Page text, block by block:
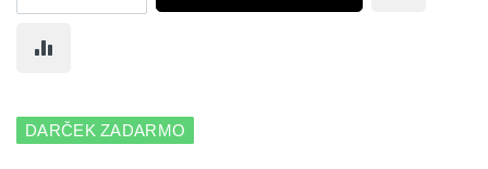
DARČEK ZADARMO